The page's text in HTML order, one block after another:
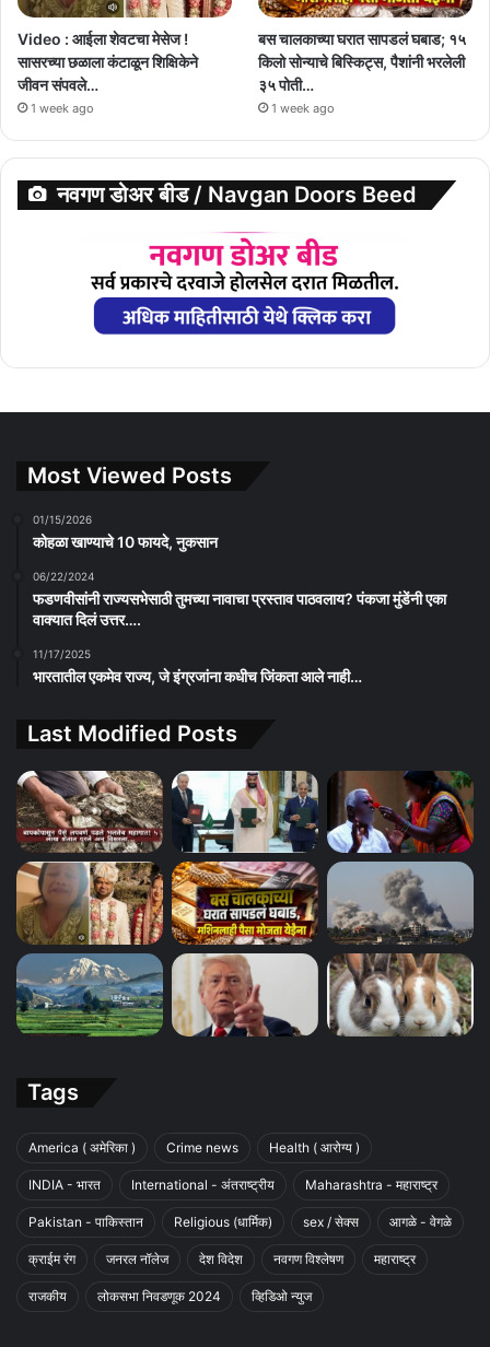
Video : आईला शेवटचा मेसेज !
सासरच्या छळाला कंटाळून शिक्षिकेने
जीवन संपवले…
1 week ago
बस चालकाच्या घरात सापडलं घबाड; १५
किलो सोन्याचे बिस्किट्स, पैशांनी भरलेली
३५ पोती…
1 week ago
नवगण डोअर बीड / Navgan Doors Beed
Most Viewed Posts
01/15/2026
कोहळा खाण्याचे 10 फायदे, नुकसान
06/22/2024
फडणवीसांनी राज्यसभेसाठी तुमच्या नावाचा प्रस्ताव पाठवलाय? पंकजा मुंडेंनी एका
वाक्यात दिलं उत्तर….
11/17/2025
भारतातील एकमेव राज्य, जे इंग्रजांना कधीच जिंकता आले नाही…
Last Modified Posts
Tags
America ( अमेरिका ) Crime news Health ( आरोग्य )
INDIA - भारत International - अंतराष्ट्रीय Maharashtra - महाराष्ट्र
Pakistan - पाकिस्तान Religious (धार्मिक) sex / सेक्स आगळे - वेगळे
क्राईम रंग जनरल नॉलेज देश विदेश नवगण विश्लेषण महाराष्ट्र
राजकीय लोकसभा निवडणूक 2024 व्हिडिओ न्युज